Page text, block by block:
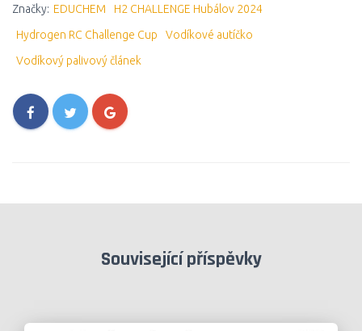
Značky: EDUCHEM
H2 CHALLENGE Hubálov 2024
Hydrogen RC Challenge Cup
Vodíkové autíčko
Vodíkový palivový článek
Související příspěvky